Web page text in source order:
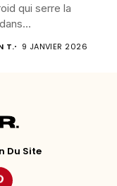
qui serre la
T. 9 JANVIER 2026
Du Site